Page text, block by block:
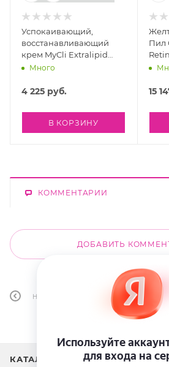
Успокаивающий,
восстанавливающий
крем MyCli Extralipid
Calmia Soothing
Много
4 225 руб.
В КОРЗИНУ
Пил
15
КОММЕНТАРИИ
ДОБАВИТЬ
НАЗАД К СПИСКУ
КАТАЛОГ